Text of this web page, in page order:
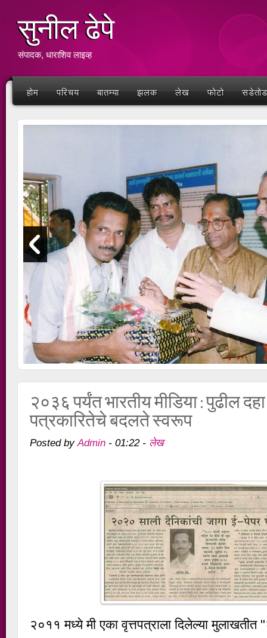
सुनील ढेपे
संपादक, धाराशिव लाइव्ह
होम परिचय बातम्या झलक लेख फोटो सडेतोड
२०३६ पर्यंत भारतीय मीडिया : पुढील दहा
पत्रकारितेचे बदलते स्वरूप
Posted byAdmin -01:22 - लेख
२०११ मध्ये मी एका वृत्तपत्राला दिलेल्या मुलाखतीत